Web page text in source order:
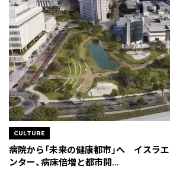
CULTURE
病院から「未来の健康都市」へ イスラ
ンター、病床倍増と都市開...